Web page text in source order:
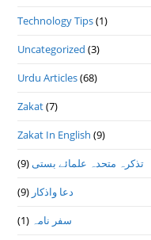
Technology Tips(1)
Uncategorized (3)
Urdu Articles(68)
Zakat(7)
Zakat In English (9)
تذكرہ متحدہ علمائے بستى(9)
دعا واذكار (9)
سفر نامہ (1)